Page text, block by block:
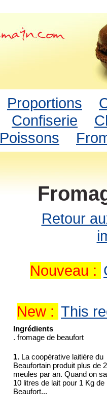
Proportions
Confiserie
Poissons
Retour
Nouveau :
New : This
Ingrédients
. fromage de beaufort
1. La coopérative laitière du
Beaufortain produit plus de
meules par an. Quand on
10 litres de lait pour 1 Kg de
Beaufort...